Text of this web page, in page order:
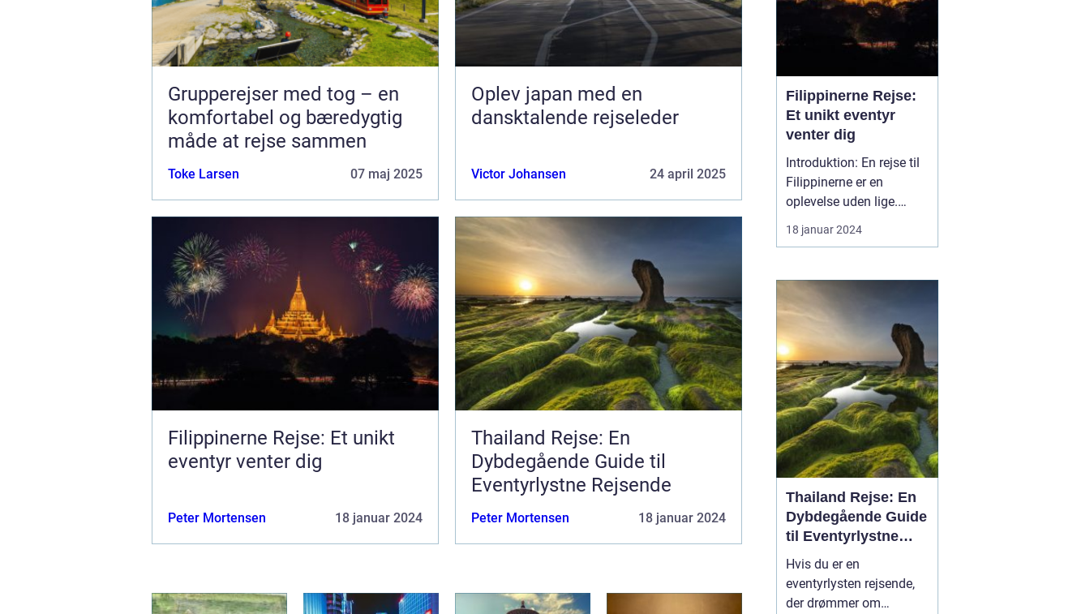
Grupperejser med tog – en
komfortabel og bæredygtig
måde at rejse sammen
Toke Larsen 07 maj 2025
Oplev japan med en
dansktalende rejseleder
Victor Johansen 24 april 2025
Filippinerne Rejse: Et unikt
eventyr venter dig
Peter Mortensen 18 januar 2024
Thailand Rejse: En
Dybdegående Guide til
Eventyrlystne Rejsende
Peter Mortensen 18 januar 2024
Filippinerne Rejse:
Et unikt eventyr
venter dig
Introduktion: En rejse til
Filippinerne er en
oplevelse uden lige.
Dette sydøstasiatiske
paradis, der består af
byder på en overflod af
kulturelle, naturlige og
historiske skatte, der er
dybt forankrede i hjertet
af landet. Uan...
18 januar 2024
Thailand Rejse: En
Dybdegående Guide
til Eventyrlystne
Rejsende
Hvis du er en
eventyrlysten rejsende,
der drømmer om